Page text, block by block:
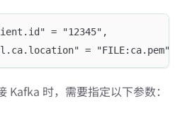
= "12345",
= "FILE:ca.pem"
Kafka 时，需要指定以下参数：